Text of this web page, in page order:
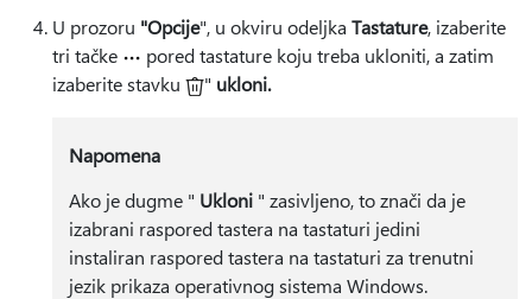
U prozoru "Opcije", u okviru odeljka Tastature, izaberite
tri tačke
pored tastature koju treba ukloniti, a zatim
izaberite stavku
" ukloni.
Napomena
Ako je dugme " Ukloni" zasivljeno, to znači da je
izabrani raspored tastera na tastaturi jedini
instaliran raspored tastera na tastaturi za trenutni
jezik prikaza operativnog sistema Windows.